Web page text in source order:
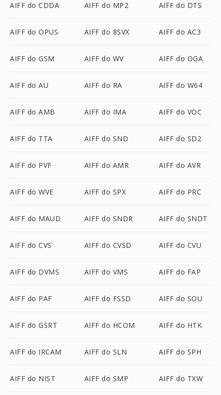
AIFF do CDDA AIFF do MP2 AIFF do DTS
AIFF do OPUS AIFF do 8SVX AIFF do AC3
AIFF do GSM AIFF do WV AIFF do OGA
AIFF do AU AIFF do RA AIFF do W64
AIFF do AMB AIFF do IMA AIFF do VOC
AIFF do TTA AIFF do SND AIFF do SD2
AIFF do PVF AIFF do AMR AIFF do AVR
AIFF do WVE AIFF do SPX AIFF do PRC
AIFF do MAUD AIFF do SNDR AIFF do SNDT
AIFF do CVS AIFF do CVSD AIFF do CVU
AIFF do DVMS AIFF do VMS AIFF do FAP
AIFF do PAF AIFF do FSSD AIFF do SOU
AIFF do GSRT AIFF do HCOM AIFF do HTK
AIFF do IRCAM AIFF do SLN AIFF do SPH
AIFF do NIST AIFF do SMP AIFF do TXW